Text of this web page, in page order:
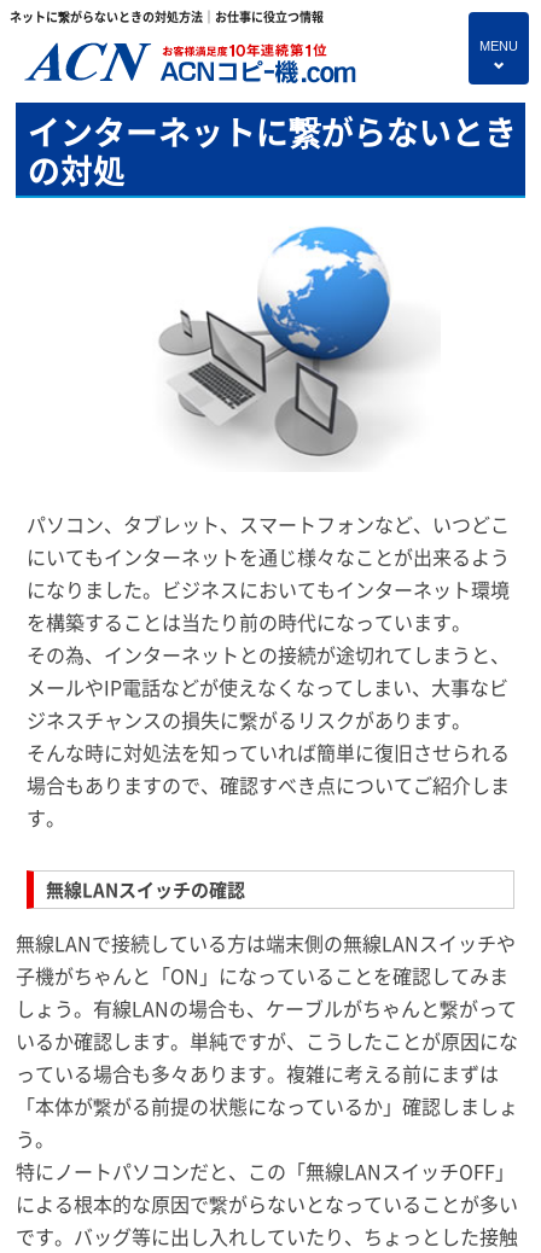
ネットに繋がらないときの対処方法｜お仕事に役立つ情報
MENU
4
HOME
保守サービス
コピー機あれこれ
複合機・情報セキュリティブログ
よくあるご質問
独立・開業支援プラン
インターネットに繋がらないとき
の対処
パソコン、タブレット、スマートフォンなど、いつどこ
にいてもインターネットを通じ様々なことが出来るよう
になりました。ビジネスにおいてもインターネット環境
を構築することは当たり前の時代になっています。
その為、インターネットとの接続が途切れてしまうと、
メールやIP電話などが使えなくなってしまい、大事なビ
ジネスチャンスの損失に繋がるリスクがあります。
そんな時に対処法を知っていれば簡単に復旧させられる
場合もありますので、確認すべき点についてご紹介しま
す。
無線LANスイッチの確認
無線LANで接続している方は端末側の無線LANスイッチや
子機がちゃんと「ON」になっていることを確認してみま
しょう。有線LANの場合も、ケーブルがちゃんと繋がって
いるか確認します。単純ですが、こうしたことが原因にな
っている場合も多々あります。複雑に考える前にまずは
「本体が繋がる前提の状態になっているか」確認しましょ
う。
特にノートパソコンだと、この「無線LANスイッチOFF」
による根本的な原因で繋がらないとなっていることが多い
です。バッグ等に出し入れしていたり、ちょっとした接触